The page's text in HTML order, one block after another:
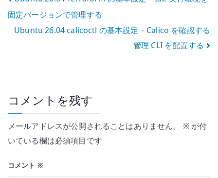
稿
ナ
ビ
ー
シ
ョ
ン
固定バージョンで管理する
Ubuntu 26.04 calicoctl の基本設定 – Calico を確認する
管理 CLI を配置する
コメントを残す
メールアドレスが公開されることはありません。 ※が付
いている欄は必須項目です
コメント ※